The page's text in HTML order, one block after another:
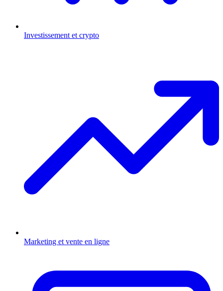
Investissement et crypto
Marketing et vente en ligne